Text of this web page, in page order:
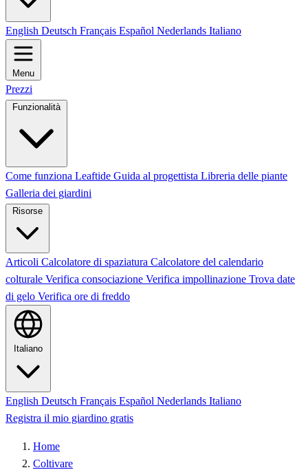
English Deutsch Français Español Nederlands Italiano
Menu
Prezzi
Funzionalità
Come funziona Leaftide Guida al progettista Libreria delle piante
Galleria dei giardini
Risorse
Articoli Calcolatore di spaziatura Calcolatore del calendario
colturale Verifica consociazione Verifica impollinazione Trova date
di gelo Verifica ore di freddo
Italiano
English Deutsch Français Español Nederlands Italiano
Registra il mio giardino gratis
Home
Coltivare